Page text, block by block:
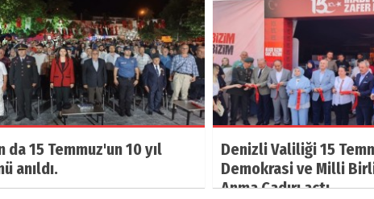
da 15 Temmuz'un 10 yıl
anıldı.
Denizli Valiliği 15
Demokrasi ve Milli
Anma Çadırı açtı.